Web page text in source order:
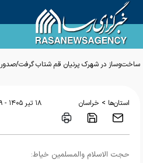
ساخت‌وساز در شهرک پرنیان قم شتاب گرفت/صدور
استان‌ها > خراسان ۱۸ تير ۱۴۰۵ - ۱۴:۲۹
حجت الاسلام والمسلمین خیاط: